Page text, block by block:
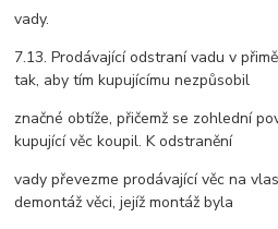
vady.
7.13. Prodávající odstraní vadu v
tak, aby tím kupujícímu nezpůsobil
značné obtíže, přičemž se zohlední
kupující věc koupil. K odstranění
vady převezme prodávající věc na
demontáž věci, jejíž montáž byla